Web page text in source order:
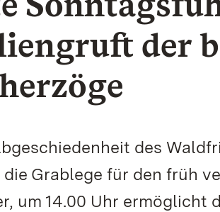
der
des
Grablege für den früh
um 14.00 Uhr